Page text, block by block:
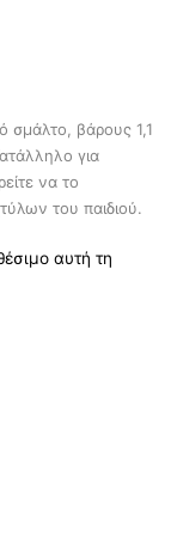
σμάλτο, βάρους 1,1
για
να το
του παιδιού.
αυτή τη